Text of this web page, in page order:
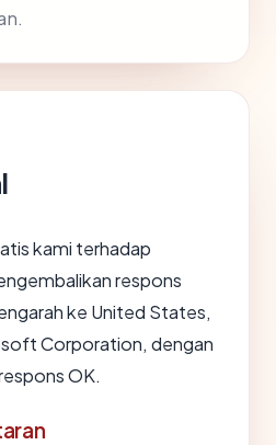
kami terhadap
respons
ke United States,
Corporation, dengan
OK.